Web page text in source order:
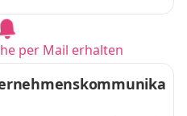
per Mail erhalten